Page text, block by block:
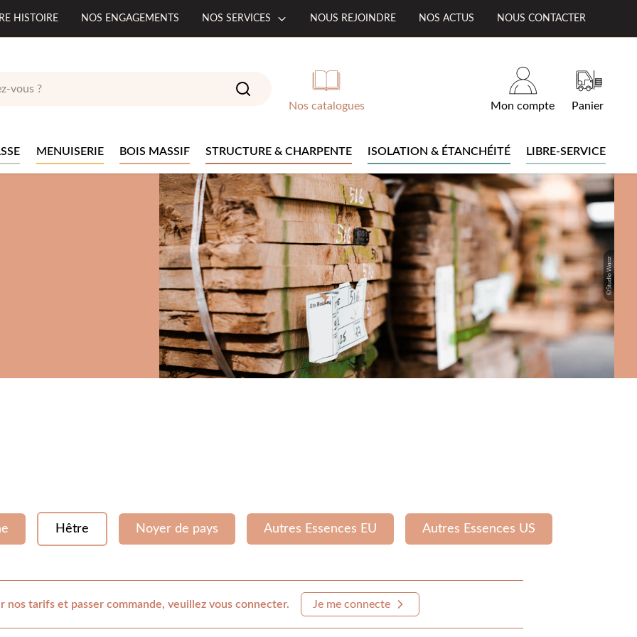
HISTOIRE NOS ENGAGEMENTS NOS SERVICES NOUS REJOINDRE NOS ACTUS NOUS CONTACTER
Nos catalogues Mon compte Panier
MENUISERIE BOIS MASSIF STRUCTURE & CHARPENTE ISOLATION & ÉTANCHÉITÉ LIBRE-SERVICE
Hêtre Noyer de pays Autres Essences EU Autres Essences US
nos tarifs et passer commande, veuillez vous connecter. Je me connecte